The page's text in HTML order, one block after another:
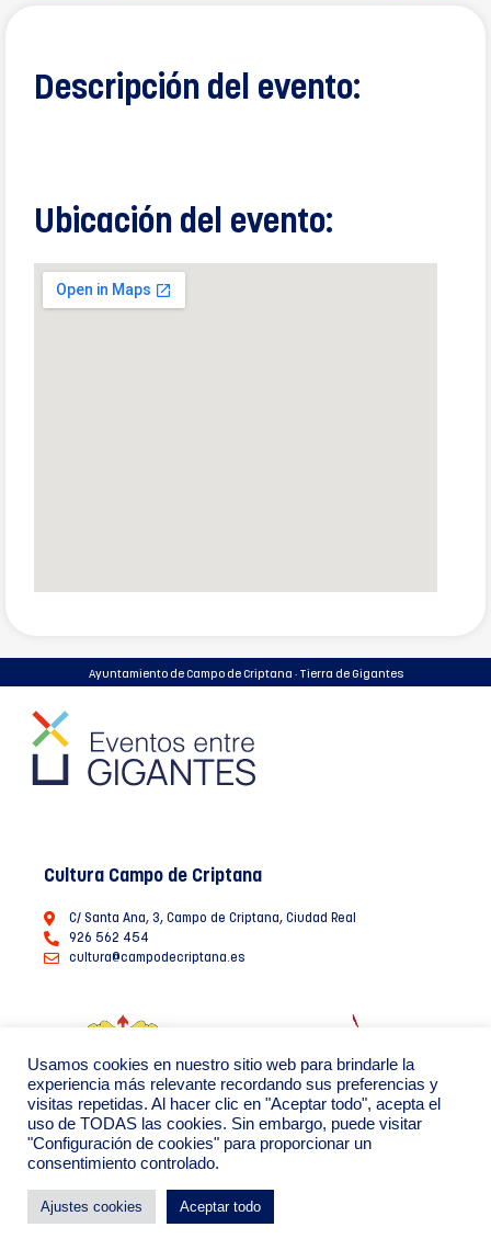
Descripción del evento:
Ubicación del evento:
Ayuntamiento de Campo de Criptana · Tierra de Gigantes
Cultura Campo de Criptana
C/ Santa Ana, 3, Campo de Criptana, Ciudad Real
926 562 454
cultura@campodecriptana.es
Ayuntamiento de Campo de Criptana 2022
Política de Privacidad de datos Política de Cookies
Usamos cookies en nuestro sitio web para brindarle la
experiencia más relevante recordando sus preferencias y
visitas repetidas. Al hacer clic en "Aceptar todo", acepta el
uso de TODAS las cookies. Sin embargo, puede visitar
"Configuración de cookies" para proporcionar un
consentimiento controlado.
Ajustes cookies Aceptar todo